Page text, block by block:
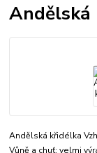
Andělská
Andělská křidélka
Vůně a chuť: velmi